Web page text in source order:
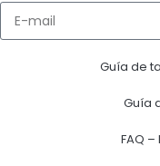
Guía de
Guía
FAQ